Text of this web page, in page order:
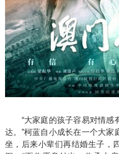
“大家庭的孩子容易对情感
达。”柯蓝自小成长在一个大家
坐，后来小辈们再结婚生子，